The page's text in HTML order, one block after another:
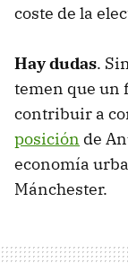
coste de la
Hay dudas.
temen que un
contribuir a
posición de
economía
Mánchester.